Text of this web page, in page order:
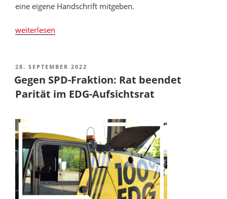
eine eigene Handschrift mitgeben.
„3,3
Rat
nimmt
Haushaltsplanentwurf
entgegen“
weiterlesen
VERÖFFENTLICHT
AM
28. SEPTEMBER 2022
Gegen SPD-Fraktion: Rat beendet
Parität im EDG-Aufsichtsrat